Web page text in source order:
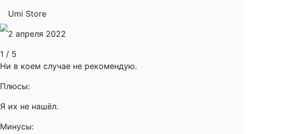
Umi Store
2 апреля 2022
1 / 5
Ни в коем случае не рекомендую.
Плюсы:
Я их не нашёл.
Минусы: